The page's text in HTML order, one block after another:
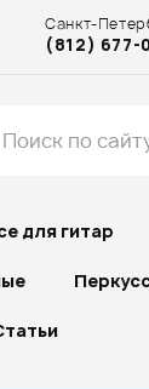
Санкт-
(812) 677-
для гитар